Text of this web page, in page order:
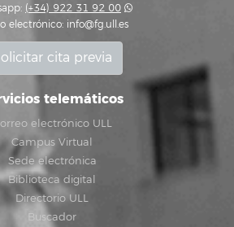
(+34) 922 31 92 00
electrónico: info@fg.ull.es
cita previa
telemáticos
electrónico ULL
Campus Virtual
Sede electrónica
Biblioteca digital
Directorio ULL
Buscador